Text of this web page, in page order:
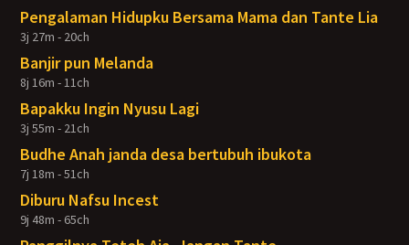
Pengalaman Hidupku Bersama Mama dan Tante Lia
3j 27m - 20ch
Banjir pun Melanda
8j 16m - 11ch
Bapakku Ingin Nyusu Lagi
3j 55m - 21ch
Budhe Anah janda desa bertubuh ibukota
7j 18m - 51ch
Diburu Nafsu Incest
9j 48m - 65ch